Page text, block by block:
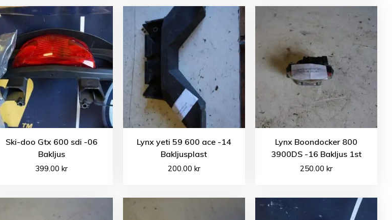
Ski-doo Gtx 600 sdi -06
Bakljus
399.00kr
Lynx yeti 59 600 ace -14
Bakljusplast
200.00 kr
Lynx Boondocker 800
3900DS -16 Bakljus 1st
250.00 kr